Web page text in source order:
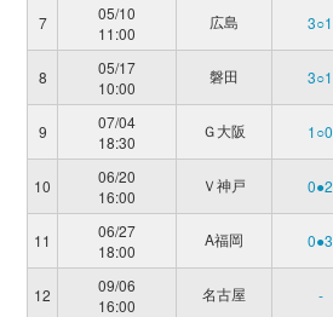
7
05/10
11:00
広島 3○1
8
05/17
10:00
磐田 3○1
9
07/04
18:30
Ｇ大阪 1○0
10
06/20
16:00
Ｖ神戸 0●2
11
06/27
18:00
A福岡 0●3
12
09/06
16:00
名古屋 -